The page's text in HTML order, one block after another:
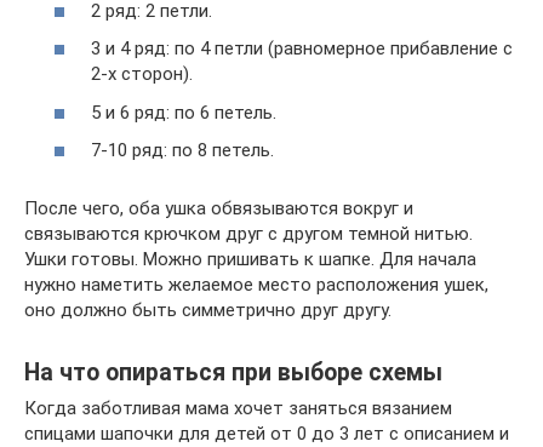
2 ряд: 2 петли.
3 и 4 ряд: по 4 петли (равномерное прибавление с
2-х сторон).
5 и 6 ряд: по 6 петель.
7-10 ряд: по 8 петель.
После чего, оба ушка обвязываются вокруг и
связываются крючком друг с другом темной нитью.
Ушки готовы. Можно пришивать к шапке. Для начала
нужно наметить желаемое место расположения ушек,
оно должно быть симметрично друг другу.
На что опираться при выборе схемы
Когда заботливая мама хочет заняться вязанием
спицами шапочки для детей от 0 до 3 лет с описанием и